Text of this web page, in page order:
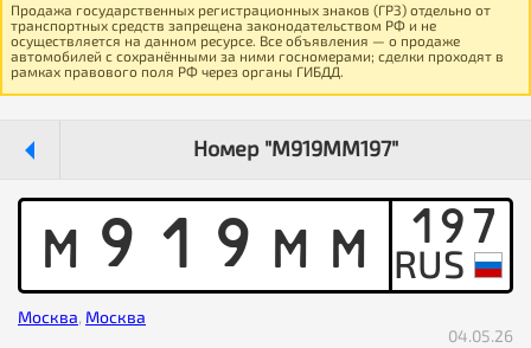
Продажа государственных регистрационных знаков (ГРЗ) отдельно от
транспортных средств запрещена законодательством РФ и не
осуществляется на данном ресурсе. Все объявления — о продаже
автомобилей с сохранёнными за ними госномерами; сделки проходят в
рамках правового поля РФ через органы ГИБДД.
Номер "М919ММ197"
M 9 1 9 M M 197
Москва, Москва
04.05.26